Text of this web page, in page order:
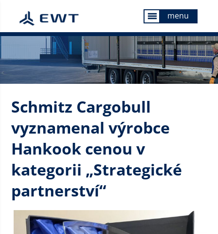
menu menu
Schmitz Cargobull
vyznamenal výrobce
Hankook cenou v
kategorii „Strategické
partnerství“